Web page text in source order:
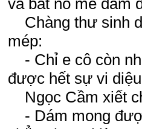
và bắt nó mê đắm
Chàng thư sinh
mép:
- Chỉ e cô còn
được hết sự vi
Ngọc Cầm xiết
- Dám mong